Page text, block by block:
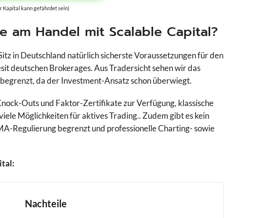
Kapital kann gefährdet sein)
am Handel mit Scalable Capital?
in Deutschland natürlich sicherste Voraussetzungen für den
deutschen Brokerages. Aus Tradersicht sehen wir das
da der Investment-Ansatz schon überwiegt.
Outs und Faktor-Zertifikate zur Verfügung, klassische
Möglichkeiten für aktives Trading.. Zudem gibt es kein
Regulierung begrenzt und professionelle Charting- sowie
Nachteile